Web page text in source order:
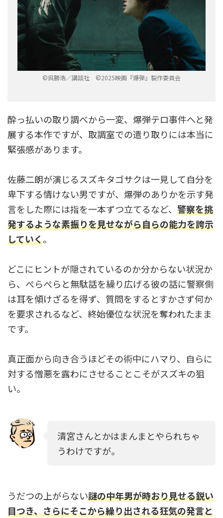
©呉勝浩／講談社 ©2025映画『爆弾』製作委員会
酔っ払いの取り調べから一変、爆弾テロ事件へと発
展する本作ですが、取調室での遣り取りには本当に
緊張感があります。
佐藤二朗が演じるスズキタゴサクは一見して自分を
卑下する情けない男ですが、爆弾のありかを示す発
言をした際には指を一本ずつ立てるなど、 警察を挑
発するような素振りを見せながら自らの能力を誇示
していく。
どこにヒントが隠されているのか分からない状況か
ら、ぺらぺらと無駄話を繰り広げる彼の話に警察側
は耳を傾けざるを得ず、質問をするとすかさず何か
を要求されるなど、終始優位な状況を奪われたまま
です。
真正面から向き合うほどその術中にハマり、自らに
対する憎悪を露わにさせることこそがスズキの狙
い。
清宮さんとかはまんまとやられちゃ
うわけですが。
うだつの上がらない謎の中年男が時おり見せる鋭い
目つき、さらにそこから繰り出される狂気の発言と